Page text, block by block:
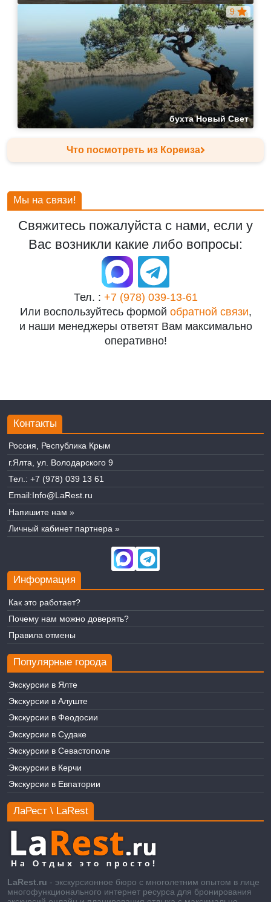
бухта Новый Свет
9
Что посмотреть из Кореиза
Мы на связи!
Свяжитесь пожалуйста с нами, если у
Вас возникли какие либо вопросы:
Тел. : +7 (978) 039-13-61
Или воспользуйтесь формой обратной связи,
и наши менеджеры ответят Вам максимально
оперативно!
Контакты
Россия, Республика Крым
г.Ялта, ул. Володарского 9
Тел.: +7 (978) 039 13 61
Email:Info@LaRest.ru
Напишите нам »
Личный кабинет партнера »
Информация
Как это работает?
Почему нам можно доверять?
Правила отмены
Популярные города
Экскурсии в Ялте
Экскурсии в Алуште
Экскурсии в Феодосии
Экскурсии в Судаке
Экскурсии в Севастополе
Экскурсии в Керчи
Экскурсии в Евпатории
ЛаРест \ LaRest
LaRest.ru - экскурсионное бюро с многолетним опытом в лице
многофункционального интернет ресурса для бронирования